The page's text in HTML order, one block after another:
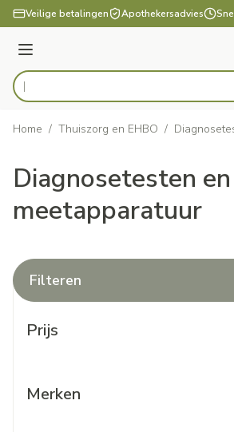
Ga naar de inhoud
Veilige betalingen Apothekersadvies
Menu
Product, merk, categorie...
Home / Thuiszorg en EHBO /
Diagnosetesten en
meetapparatuur
Filteren
Prijs
Merken